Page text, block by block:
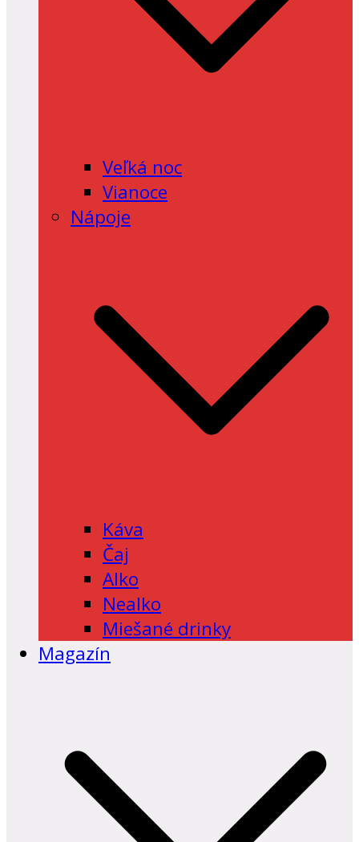
Veľká noc
Vianoce
Nápoje
Káva
Čaj
Alko
Nealko
Miešané drinky
Magazín